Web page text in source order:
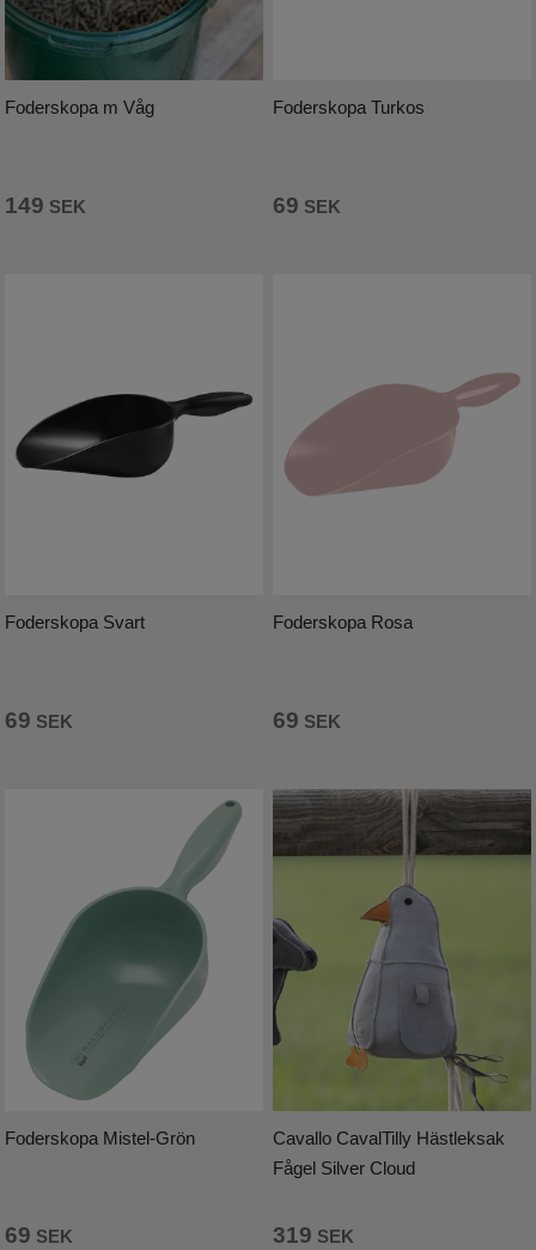
Foderskopa m Våg
149 SEK
Foderskopa Turkos
69 SEK
Foderskopa Svart
69 SEK
Foderskopa Rosa
69 SEK
Foderskopa Mistel-Grön
69 SEK
Cavallo CavalTilly Hästleksak
Fågel Silver Cloud
319 SEK